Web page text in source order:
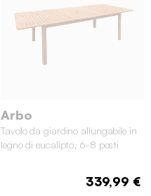
Arbo
Tavolo da giardino allungabile in
legno di eucalipto, 6-8 posti
339,99 €